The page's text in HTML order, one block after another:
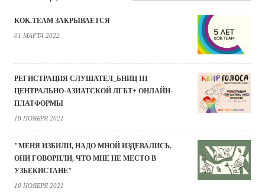
KOK.TEAM ЗАКРЫВАЕТСЯ
01 МАРТА 2022
РЕГИСТРАЦИЯ СЛУШАТЕЛ_ЬНИЦ III
ЦЕНТРАЛЬНО-АЗИАТСКОЙ ЛГБТ+ ОНЛАЙН-
ПЛАТФОРМЫ
18 НОЯБРЯ 2021
"МЕНЯ ИЗБИЛИ, НАДО МНОЙ ИЗДЕВАЛИСЬ.
ОНИ ГОВОРИЛИ, ЧТО МНЕ НЕ МЕСТО В
УЗБЕКИСТАНЕ"
10 НОЯБРЯ 2021